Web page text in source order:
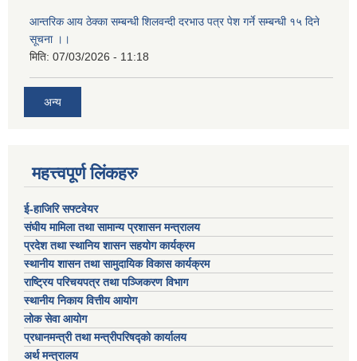
आन्तरिक आय ठेक्का सम्बन्धी शिलवन्दी दरभाउ पत्र पेश गर्ने सम्बन्धी १५ दिने
सूचना ।।
मिति: 07/03/2026 - 11:18
अन्य
महत्त्वपूर्ण लिंकहरु
ई-हाजिरि सफ्टवेयर
संघीय मामिला तथा सामान्य प्रशासन मन्त्रालय
प्रदेश तथा स्थानिय शासन सहयोग कार्यक्रम
स्थानीय शासन तथा सामुदायिक विकास कार्यक्रम
राष्ट्रिय परिचयपत्र तथा पञ्जिकरण विभाग
स्थानीय निकाय वित्तीय आयोग
लोक सेवा आयोग
प्रधानमन्त्री तथा मन्त्रीपरिषद्को कार्यालय
अर्थ मन्त्रालय